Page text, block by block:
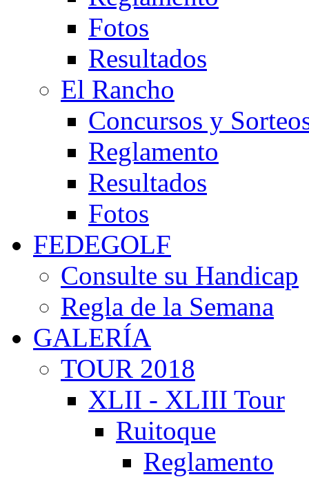
Fotos
Resultados
El Rancho
Concursos y
Reglamento
Resultados
Fotos
FEDEGOLF
Consulte su Handicap
Regla de la Semana
GALERÍA
TOUR 2018
XLII - XLIII Tour
Ruitoque
Reglamento